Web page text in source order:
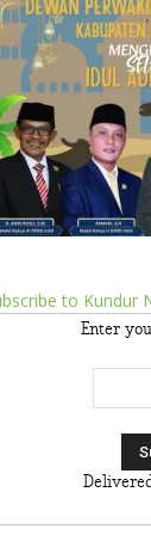
to Kundur
Enter